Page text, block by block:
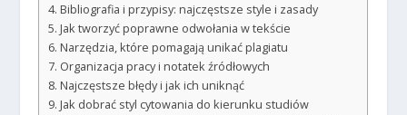
Bibliografia i przypisy: najczęstsze style i zasady
Jak tworzyć poprawne odwołania w tekście
Narzędzia, które pomagają unikać plagiatu
Organizacja pracy i notatek źródłowych
Najczęstsze błędy i jak ich uniknąć
Jak dobrać styl cytowania do kierunku studiów